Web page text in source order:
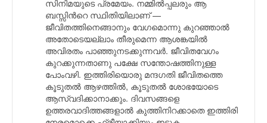
സിനിമയുടെ പ്രമേയം. നമ്മില്‍പ്പലരും ആ
ബസ്സിന്‍റെ സ്ഥിതിയിലാണ് —
ജീവിതത്തിനെങ്ങാനും വേഗമൊന്നു കുറഞ്ഞാല്‍
അതോടെയല്ലാം തീരുമെന്ന ആശങ്കയില്‍
അവിരതം പാഞ്ഞുനടക്കുന്നവര്‍. ജീവിതവേഗം
കുറക്കുന്നതാണു പക്ഷേ സന്തോഷത്തിനുള്ള
പോംവഴി. ഇത്തിരിയൊരു മന്ദഗതി ജീവിതത്തെ
കൂടുതല്‍ ആഴത്തില്‍, കൂടുതല്‍ ശോഭയോടെ
ആസ്വദിക്കാനാക്കും. ദിവസങ്ങളെ
ഉത്തരവാദിത്തങ്ങളാല്‍ കുത്തിനിറക്കാതെ ഇത്തിരി